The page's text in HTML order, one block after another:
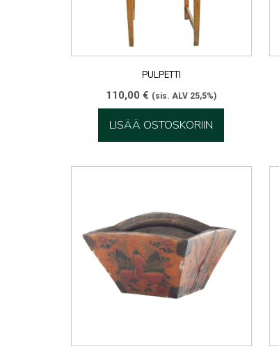
PULPETTI
110,00€ (sis. ALV 25,5%)
LISÄÄ OSTOSKORIIN